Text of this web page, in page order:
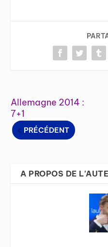
Allemagne 2014 :
7+1
PRÉCÉDENT
A PROPOS DE